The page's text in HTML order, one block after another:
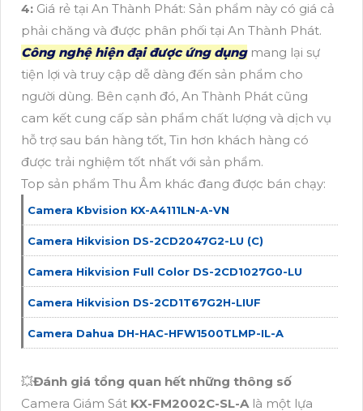
4: Giá rẻ tại An Thành Phát: Sản phẩm này có giá cả
phải chăng và được phân phối tại An Thành Phát.
Công nghệ hiện đại được ứng dụngmang lại sự
tiện lợi và truy cập dễ dàng đến sản phẩm cho
người dùng. Bên cạnh đó, An Thành Phát cũng
cam kết cung cấp sản phẩm chất lượng và dịch vụ
hỗ trợ sau bán hàng tốt, Tin hơn khách hàng có
được trải nghiệm tốt nhất với sản phẩm.
Top sản phẩm Thu Âm khác đang được bán chạy:
Camera Kbvision KX-A4111LN-A-VN
Camera Hikvision DS-2CD2047G2-LU (C)
Camera Hikvision Full Color DS-2CD1027G0-LU
Camera Hikvision DS-2CD1T67G2H-LIUF
Camera Dahua DH-HAC-HFW1500TLMP-IL-A
💥Đánh giá tổng quan hết những thông số
Camera Giám Sát KX-FM2002C-SL-A là một lựa